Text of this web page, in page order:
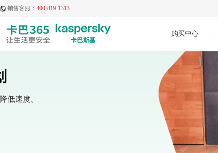
销售客服： 400-819-1313
购买中心
低速度。